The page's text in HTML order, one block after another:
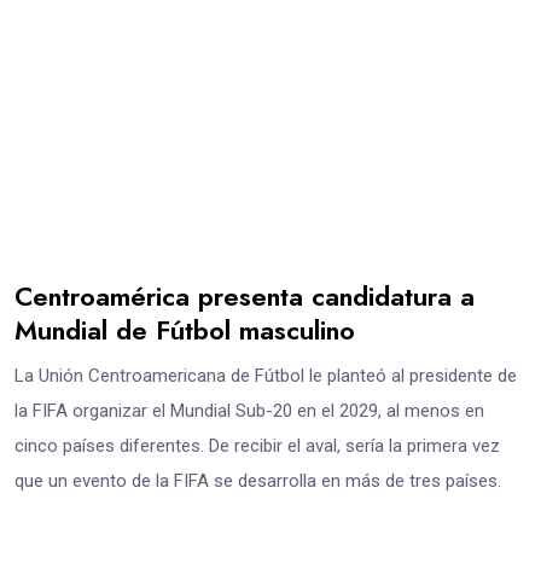
Centroamérica presenta candidatura a
Mundial de Fútbol masculino
La Unión Centroamericana de Fútbol le planteó al presidente de
la FIFA organizar el Mundial Sub-20 en el 2029, al menos en
cinco países diferentes. De recibir el aval, sería la primera vez
que un evento de la FIFA se desarrolla en más de tres países.